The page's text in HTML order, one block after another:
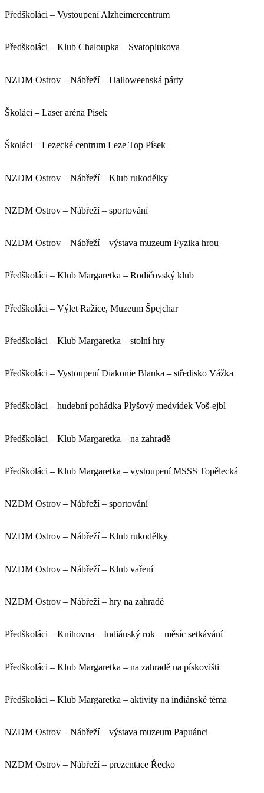
Předškoláci – Vystoupení Alzheimercentrum
Předškoláci – Klub Chaloupka – Svatoplukova
NZDM Ostrov – Nábřeží – Halloweenská párty
Školáci – Laser aréna Písek
Školáci – Lezecké centrum Leze Top Písek
NZDM Ostrov – Nábřeží – Klub rukodělky
NZDM Ostrov – Nábřeží – sportování
NZDM Ostrov – Nábřeží – výstava muzeum Fyzika hrou
Předškoláci – Klub Margaretka – Rodičovský klub
Předškoláci – Výlet Ražice, Muzeum Špejchar
Předškoláci – Klub Margaretka – stolní hry
Předškoláci – Vystoupení Diakonie Blanka – středisko Vážka
Předškoláci – hudební pohádka Plyšový medvídek Voš-ejbl
Předškoláci – Klub Margaretka – na zahradě
Předškoláci – Klub Margaretka – vystoupení MSSS Topělecká
NZDM Ostrov – Nábřeží – sportování
NZDM Ostrov – Nábřeží – Klub rukodělky
NZDM Ostrov – Nábřeží – Klub vaření
NZDM Ostrov – Nábřeží – hry na zahradě
Předškoláci – Knihovna – Indiánský rok – měsíc setkávání
Předškoláci – Klub Margaretka – na zahradě na pískovišti
Předškoláci – Klub Margaretka – aktivity na indiánské téma
NZDM Ostrov – Nábřeží – výstava muzeum Papuánci
NZDM Ostrov – Nábřeží – prezentace Řecko